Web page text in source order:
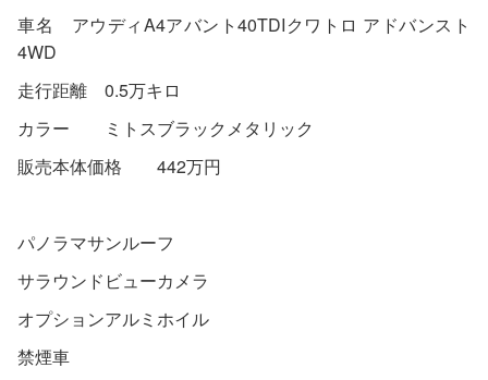
a
車名 アウディA4アバント40TDIクワトロ アドバンスト
4WD
走行距離 0.5万キロ
カラー ミトスブラックメタリック
販売本体価格 442万円
パノラマサンルーフ
サラウンドビューカメラ
オプションアルミホイル
禁煙車